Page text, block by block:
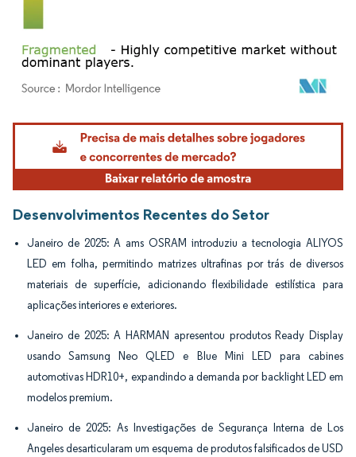
Imagem © Mordor Intelligence. O reuso requer atribuição conforme CC BY 4.0.
Desenvolvimentos Recentes do Setor
Janeiro de 2025: A ams OSRAM introduziu a tecnologia ALIYOS
LED em folha, permitindo matrizes ultrafinas por trás de diversos
materiais de superfície, adicionando flexibilidade estilística para
aplicações interiores e exteriores.
Janeiro de 2025: A HARMAN apresentou produtos Ready Display
usando Samsung Neo QLED e Blue Mini LED para cabines
automotivas HDR10+, expandindo a demanda por backlight LED em
modelos premium.
Janeiro de 2025: As Investigações de Segurança Interna de Los
Angeles desarticularam um esquema de produtos falsificados de USD